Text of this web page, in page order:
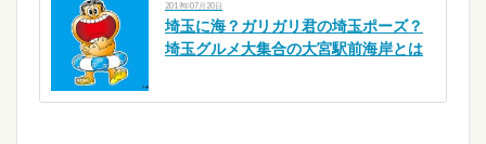
2019年07月20日
埼玉に海？ガリガリ君の埼玉ポーズ？
埼玉グルメ大集合の大宮駅前海岸とは